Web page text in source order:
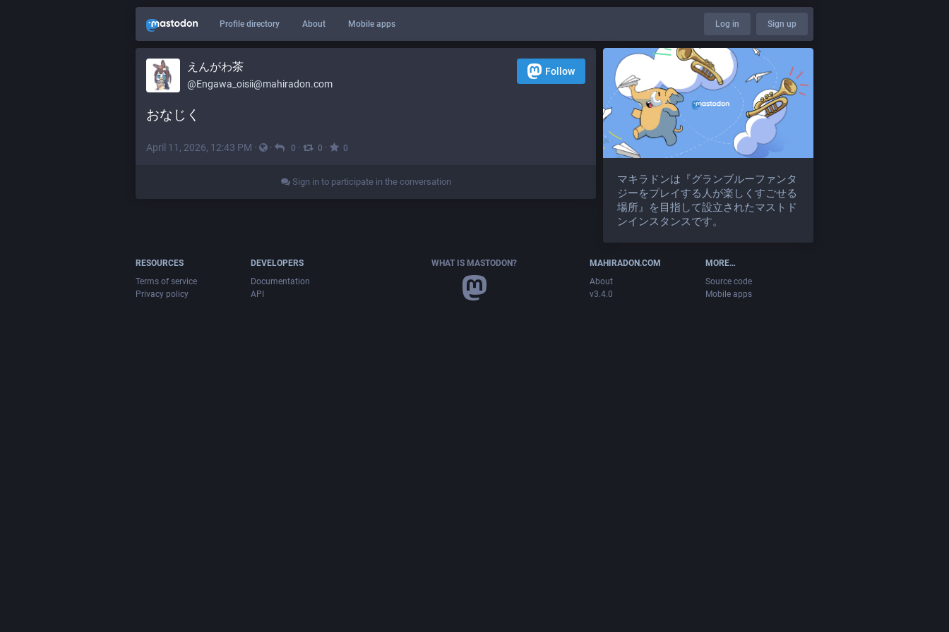
Profile directory About Mobile apps Log in Sign up
えんがわ茶
@Engawa_oisii@mahiradon.com
Follow
おなじく
April 11, 2026, 12:43 PM · · 0 · 0 · 0
Sign in to participate in the conversation
マキラドンは『グランブルーファンタ
ジーをプレイする人が楽しくすごせる
場所』を目指して設立されたマストド
ンインスタンスです。
RESOURCES
Terms of service
Privacy policy
DEVELOPERS
Documentation
API
WHAT IS MASTODON?
MAHIRADON.COM
About
v3.4.0
MORE…
Source code
Mobile apps